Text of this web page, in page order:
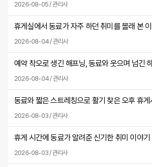
2026-08-05 / 관리사
휴게실에서 동료가 자주 하던 취미를 몰래 본 이
2026-08-04 / 관리사
예약 착오로 생긴 해프닝, 동료와 웃으며 넘긴
2026-08-04 / 관리사
동료와 짧은 스트레칭으로 활기 찾은 오후 휴게
2026-08-03 / 관리사
휴게 시간에 동료가 알려준 신기한 취미 이야기
2026-08-03 / 관리사